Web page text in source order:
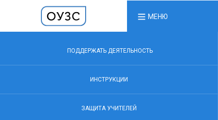
МЕНЮ
ПОДДЕРЖАТЬ ДЕЯТЕЛЬНОСТЬ
ИНСТРУКЦИИ
ЗАЩИТА УЧИТЕЛЕЙ